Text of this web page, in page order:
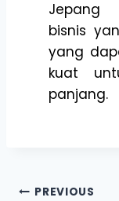
Jepang
bisnis
yang
kuat
panjang.
PREVIOUS